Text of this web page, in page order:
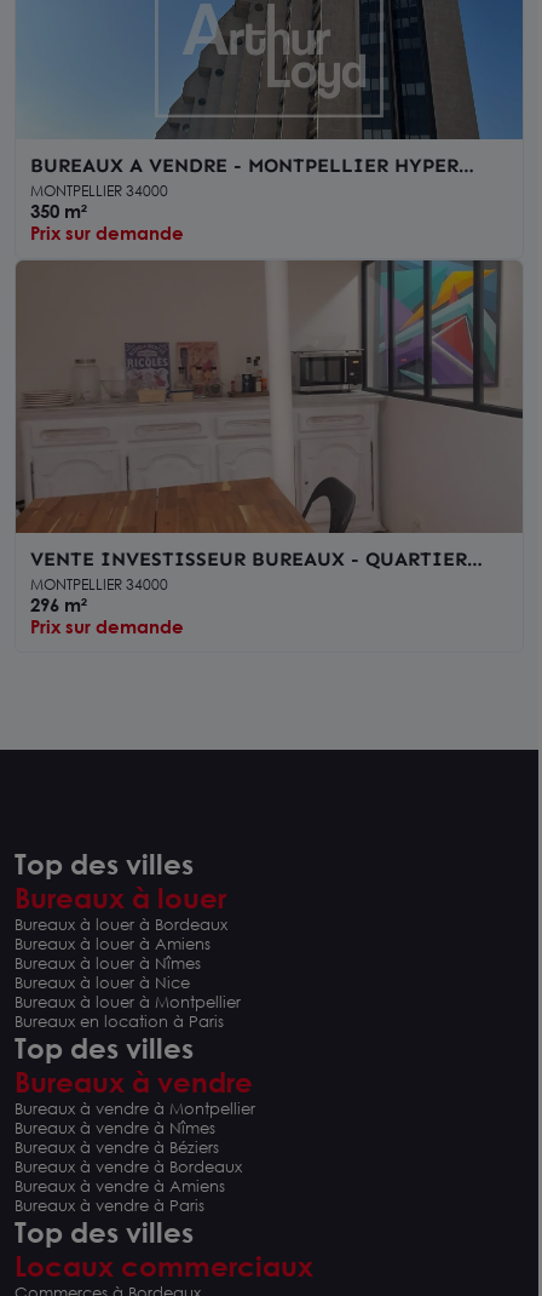
BUREAUX A VENDRE - MONTPELLIER HYPER
CENTRE - PROCHE TRAMWAY
MONTPELLIER 34000
350 m²
Prix sur demande
VENTE INVESTISSEUR BUREAUX - QUARTIER
PEYROU - MONTPELLIER
MONTPELLIER 34000
296 m²
Prix sur demande
Top des villes
Bureaux à louer
Bureaux à louer à Bordeaux
Bureaux à louer à Amiens
Bureaux à louer à Nîmes
Bureaux à louer à Nice
Bureaux à louer à Montpellier
Bureaux en location à Paris
Top des villes
Bureaux à vendre
Bureaux à vendre à Montpellier
Bureaux à vendre à Nîmes
Bureaux à vendre à Béziers
Bureaux à vendre à Bordeaux
Bureaux à vendre à Amiens
Bureaux à vendre à Paris
Top des villes
Locaux commerciaux